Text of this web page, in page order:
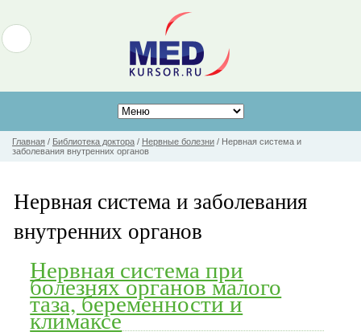
Главная / Библиотека доктора / Нервные болезни / Нервная система и
заболевания внутренних органов
Нервная система и заболевания
внутренних органов
Нервная система при
болезнях органов малого
таза, беременности и
климаксе